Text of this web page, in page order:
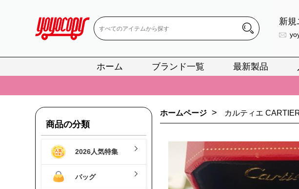
新規
ホーム ブランド一覧 最新製品
📢 当店は正真正銘のn級スーパーコピー
📢 新作入荷！ルイ・ヴィトンスーパーコ
📢 2026春の新作続々更新中！
新作入荷！ルイ・ヴィトンスーパーコ
商品の分類
2026人気特集
バッグ
ホームページ > カルティエ